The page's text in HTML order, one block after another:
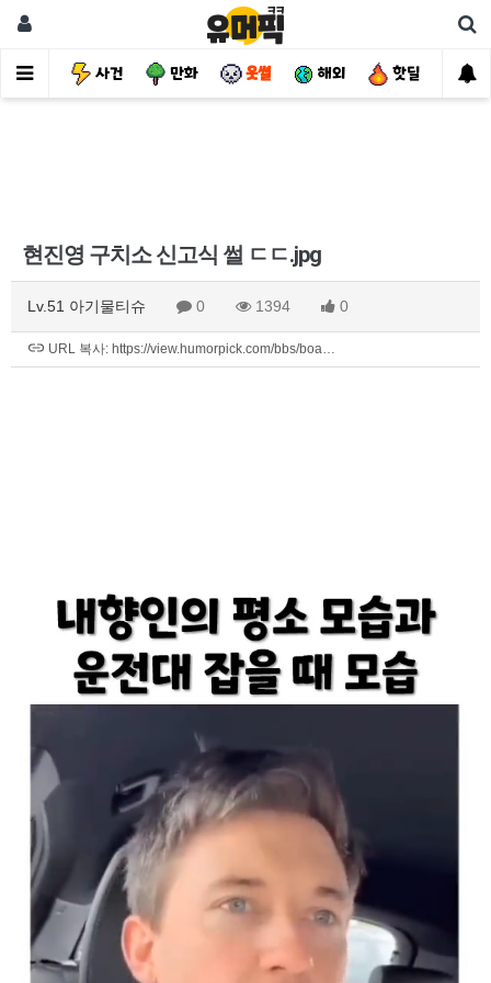
유머 사건 만화 웃썰 해외 핫딜 자
현진영 구치소 신고식 썰 ㄷㄷ.jpg
Lv.51 아기물티슈 0 1394 0
URL 복사: https://view.humorpick.com/bbs/boa…